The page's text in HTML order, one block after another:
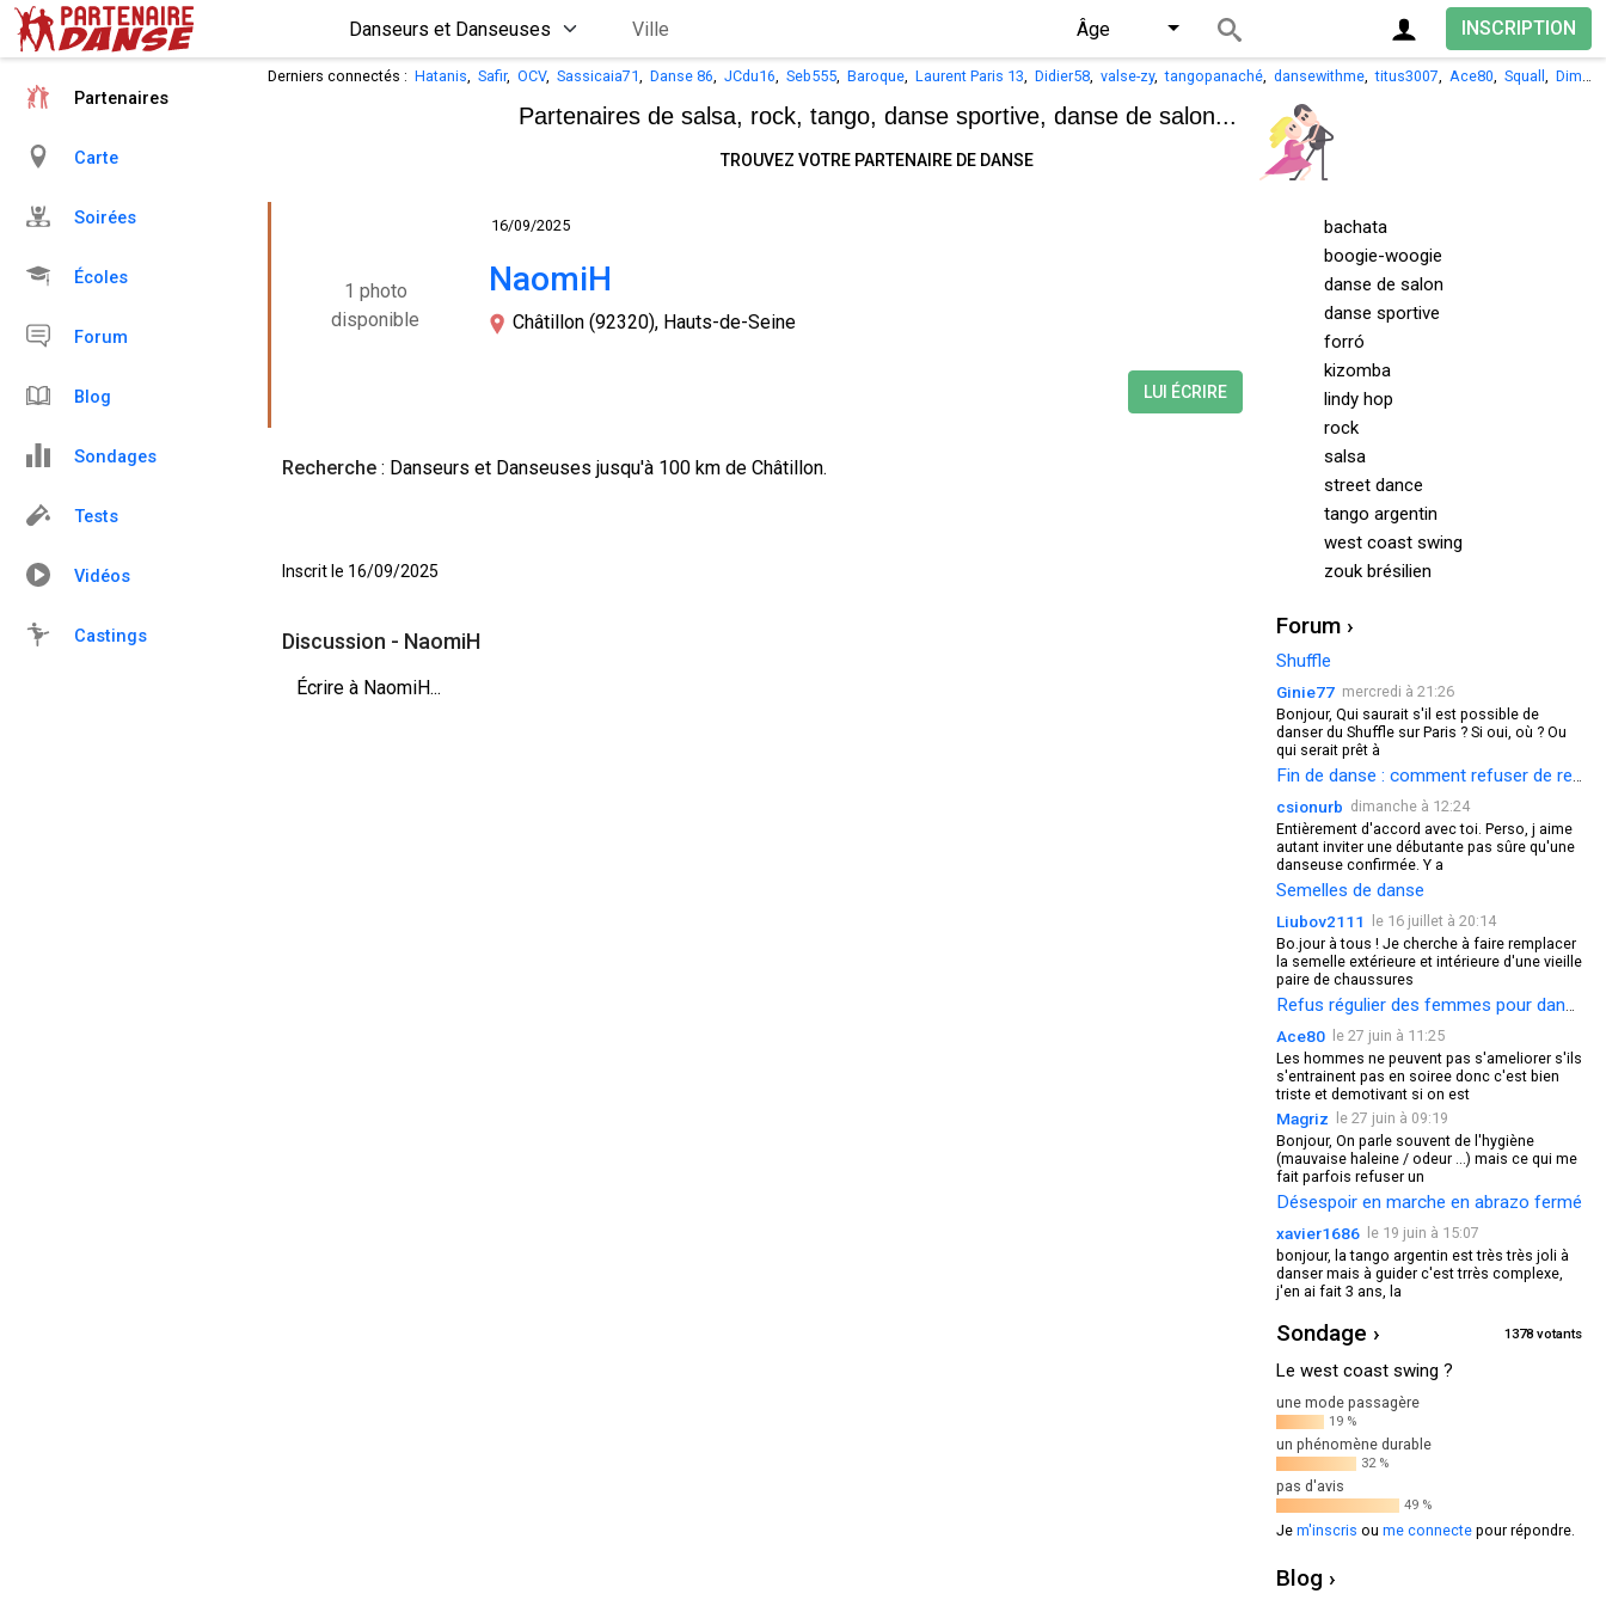
INSCRIPTION
Âge
Derniers connectés : Hatanis, Safir, OCV, Sassicaia71, Danse 86, JCdu16, Seb555, Baroque, Laurent Paris 13, Didier58, valse-zy,tangopanaché, dansewithme,titus3007, Ace80, Squall , Dim15
Partenaires de salsa, rock, tango, danse sportive, danse de salon...
TROUVEZ VOTRE PARTENAIRE DE DANSE
Partenaires
Carte
Soirées
Écoles
Forum
Blog
Sondages
Tests
Vidéos
Castings
16/09/2025
1 photo
disponible
NaomiH
Châtillon (92320), Hauts-de-Seine
LUI ÉCRIRE
Recherche : Danseurs et Danseuses jusqu'à 100 km de Châtillon.
Inscrit le 16/09/2025
Discussion - NaomiH
Écrire à NaomiH...
bachata
boogie-woogie
danse de salon
danse sportive
forró
kizomba
lindy hop
rock
salsa
street dance
tango argentin
west coast swing
zouk brésilien
Forum ›
Shuffle
Ginie77 mercredi à 21:26
Bonjour, Qui saurait s'il est possible de
danser du Shuffle sur Paris ? Si oui, où ? Ou
qui serait prêt à
Fin de danse : comment refuser de redanser ?
csionurb dimanche à 12:24
Entièrement d'accord avec toi. Perso, j aime
autant inviter une débutante pas sûre qu'une
danseuse confirmée. Y a
Semelles de danse
Liubov2111
le 16 juillet à 20:14
Bo.jour à tous ! Je cherche à faire remplacer
la semelle extérieure et intérieure d'une vieille
paire de chaussures
Refus régulier des femmes pour danser
Ace80
le 27 juin à 11:25
Les hommes ne peuvent pas s'ameliorer s'ils
s'entrainent pas en soiree donc c'est bien
triste et demotivant si on est
Magriz
le 27 juin à 09:19
Bonjour, On parle souvent de l'hygiène
(mauvaise haleine / odeur ...) mais ce qui me
fait parfois refuser un
Désespoir en marche en abrazo fermé
xavier1686
le 19 juin à 15:07
bonjour, la tango argentin est très très joli à
danser mais à guider c'est trrès complexe,
j'en ai fait 3 ans, la
1378 votants
Sondage ›
Le west coast swing ?
une mode passagère
19 %
un phénomène durable
32 %
pas d'avis
49 %
Je m'inscris ou me connecte pour répondre.
Blog ›